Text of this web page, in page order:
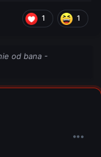
1 1
od bana -